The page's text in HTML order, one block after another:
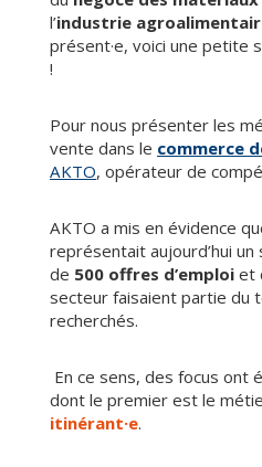
l’industrie
présent·e, voici une petite
!
Pour nous présenter les
vente dans le commerce
AKTO, opérateur de
AKTO a mis en évidence
représentait aujourd’hui un
de 500 offres d’emploi et
secteur faisaient partie du
recherchés.
En ce sens, des focus ont
dont le premier est le
itinérant·e.